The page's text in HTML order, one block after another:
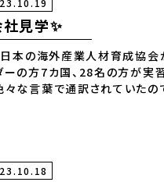
社見学✨
日本の海外産業人材育成協会
ーの方7カ国、28名の方が実
々な言葉で通訳されていたの